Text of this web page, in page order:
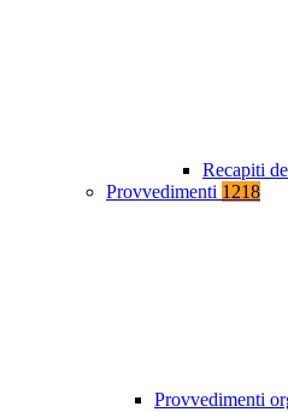
Recapiti
Provvedimenti 1218
Provvedimenti